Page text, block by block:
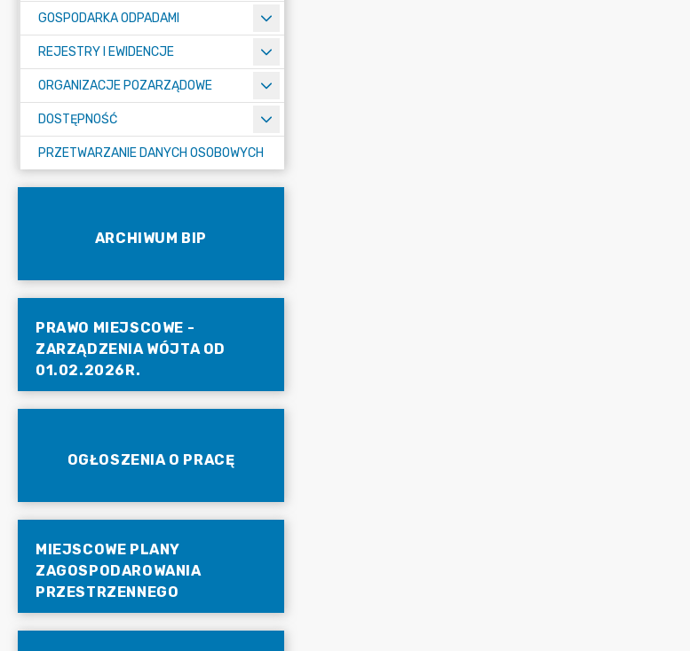
GOSPODARKA ODPADAMI
REJESTRY I EWIDENCJE
ORGANIZACJE POZARZĄDOWE
DOSTĘPNOŚĆ
PRZETWARZANIE DANYCH OSOBOWYCH
ARCHIWUM BIP
PRAWO MIEJSCOWE -
ZARZĄDZENIA WÓJTA OD
01.02.2026R.
OGŁOSZENIA O PRACĘ
MIEJSCOWE PLANY
ZAGOSPODAROWANIA
PRZESTRZENNEGO